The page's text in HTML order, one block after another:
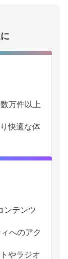
万件以上
快適な体
ンテンツ
へのアク
やラジオ